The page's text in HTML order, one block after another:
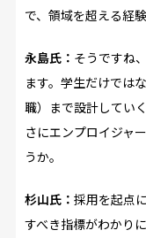
で、領域を超える経
永島氏： そうですね
ます。学生だけでは
職）まで設計してい
さにエンプロイジャ
うか。
杉山氏： 採用を起点
すべき指標がわかり